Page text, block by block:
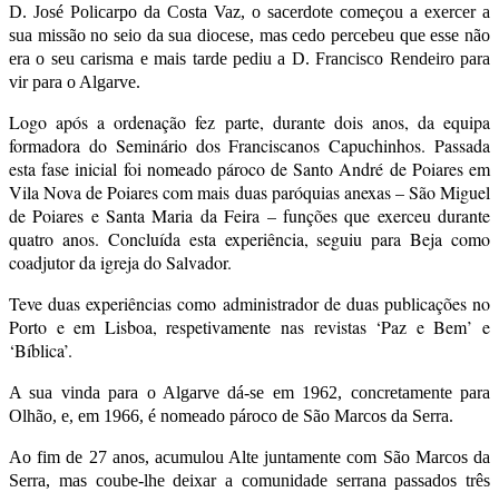
D. José Policarpo da Costa Vaz, o sacerdote começou a exercer a
sua missão no seio da sua diocese, mas cedo percebeu que esse não
era o seu carisma e mais tarde pediu a D. Francisco Rendeiro para
vir para o Algarve.
Logo após a ordenação fez parte, durante dois anos, da equipa
formadora do Seminário dos Franciscanos Capuchinhos. Passada
esta fase inicial foi nomeado pároco de Santo André de Poiares em
Vila Nova de Poiares com mais duas paróquias anexas – São Miguel
de Poiares e Santa Maria da Feira – funções que exerceu durante
quatro anos. Concluída esta experiência, seguiu para Beja como
coadjutor da igreja do Salvador.
Teve duas experiências como administrador de duas publicações no
Porto e em Lisboa, respetivamente nas revistas ‘Paz e Bem’ e
‘Bíblica’.
A sua vinda para o Algarve dá-se em 1962, concretamente para
Olhão, e, em 1966, é nomeado pároco de São Marcos da Serra.
Ao fim de 27 anos, acumulou Alte juntamente com São Marcos da
Serra, mas coube-lhe deixar a comunidade serrana passados três